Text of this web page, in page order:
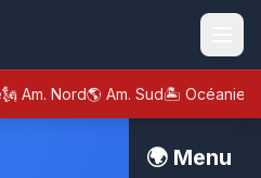
🗽 Am. Nord🌎 Am. Sud🏝️ Océanie
🌍 Menu